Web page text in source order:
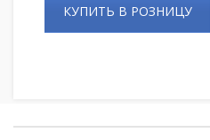
КУПИТЬ В РОЗНИЦУ